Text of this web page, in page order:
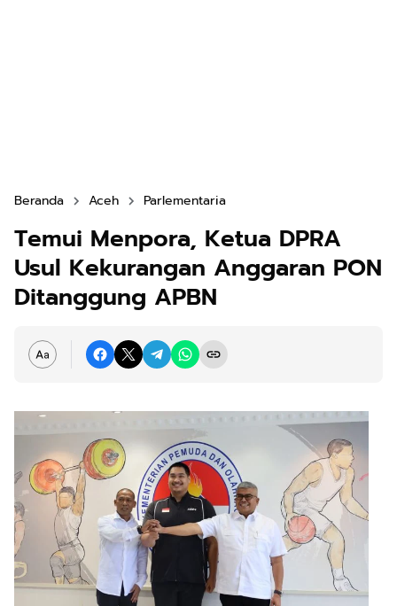
Beranda Aceh Parlementaria
Temui Menpora, Ketua DPRA
Usul Kekurangan Anggaran PON
Ditanggung APBN